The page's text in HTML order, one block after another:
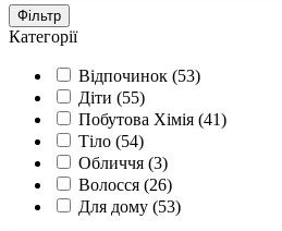
Фільтр
Категорії
Відпочинок (53)
Діти (55)
Побутова Хімія (41)
Тіло (54)
Обличчя (3)
Волосся (26)
Для дому (53)